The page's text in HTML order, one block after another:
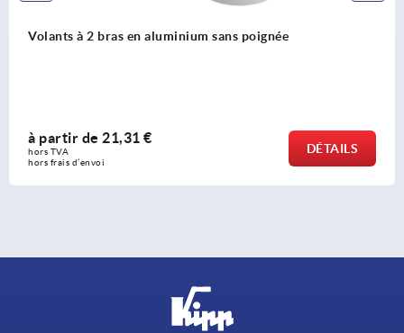
Volants pleins avec poignée tournante
à partir de 57,66 €
hors TVA
hors frais d’envoi
DÉTAILS